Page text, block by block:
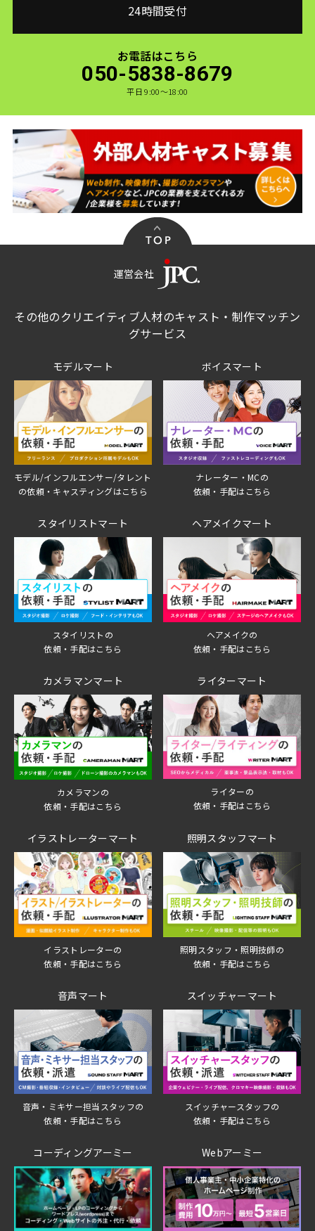
24時間受付
お電話はこちら
050-5838-8679
平日 9:00〜18:00
運営会社
その他のクリエイティブ人材のキャスト・制作マッチン
グサービス
モデルマート
モデル/インフルエンサー/タレント
の依頼・キャスティングはこちら
ボイスマート
ナレーター・MCの
依頼・手配はこちら
スタイリストマート
スタイリストの
依頼・手配はこちら
ヘアメイクマート
ヘアメイクの
依頼・手配はこちら
カメラマンマート
カメラマンの
依頼・手配はこちら
ライターマート
ライターの
依頼・手配はこちら
イラストレーターマート
イラストレーターの
依頼・手配はこちら
照明スタッフマート
照明スタッフ・照明技師の
依頼・手配はこちら
音声マート
音声・ミキサー担当スタッフの
依頼・手配はこちら
スイッチャーマート
スイッチャースタッフの
依頼・手配はこちら
コーディングアーミー Webアーミー